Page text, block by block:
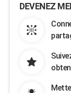
DEVENEZ